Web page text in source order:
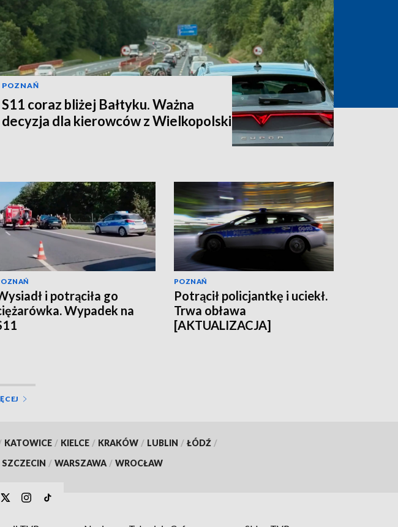
POZNAŃ
S11 coraz bliżej Bałtyku. Ważna
decyzja dla kierowców z Wielkopolski
i potrąciła go
Wypadek na
POZNAŃ
Potrącił policjantkę i uciekł.
Trwa obława
[AKTUALIZACJA]
KATOWICE / KIELCE / KRAKÓW / LUBLIN / ŁÓDŹ /
SZCZECIN / WARSZAWA / WROCŁAW